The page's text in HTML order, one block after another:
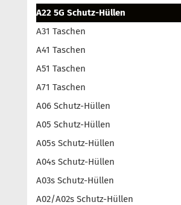
A22 5G Schutz-Hüllen
A31 Taschen
A41 Taschen
A51 Taschen
A71 Taschen
A06 Schutz-Hüllen
A05 Schutz-Hüllen
A05s Schutz-Hüllen
A04s Schutz-Hüllen
A03s Schutz-Hüllen
A02/A02s Schutz-Hüllen